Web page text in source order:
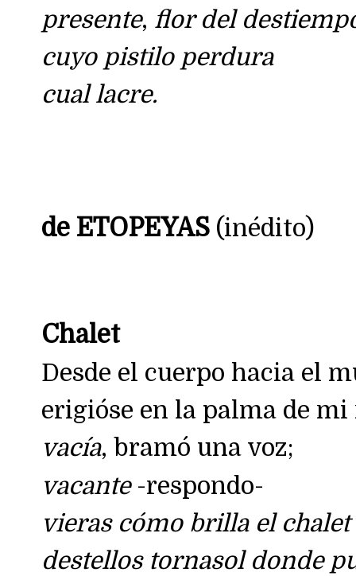
presente, flor del
cuyo pistilo perdura
cual lacre.
de ETOPEYAS (inédito)
Chalet
Desde el cuerpo hacia el
erigióse en la palma de
vacía, bramó una voz;
vacante-respondo-
vieras cómo brilla el
destellos tornasol donde